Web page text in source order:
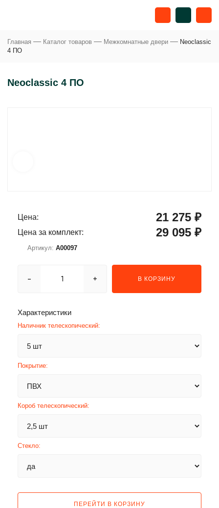
Главная — Каталог товаров — Межкомнатные двери — Neoclassic
4 ПО
Neoclassic 4 ПО
Цена: 21 275 ₽
Цена за комплект: 29 095 ₽
Артикул: A00097
- + В КОРЗИНУ
Характеристики
Наличник телескопический:
Покрытие:
Короб телескопический:
Стекло:
ПЕРЕЙТИ В КОРЗИНУ